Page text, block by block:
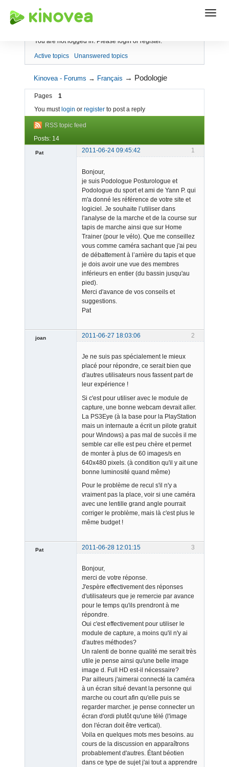
Index
You are not logged in. Please login or register.
Active topics Unanswered topics
Kinovea - Forums → Français → Podologie
Pages
1
You must login or register to post a reply
RSS topic feed
Posts: 14
1
Pat
2011-06-24 09:45:42
Bonjour,
je suis Podologue Posturologue et
Podologue du sport et ami de Yann P. qui
m'a donné les référence de votre site et
logiciel. Je souhaite l’utiliser dans
l'analyse de la marche et de la course sur
tapis de marche ainsi que sur Home
Trainer (pour le vélo). Que me conseillez
vous comme caméra sachant que j'ai peu
de débattement à l’arrière du tapis et que
je dois avoir une vue des membres
inférieurs en entier (du bassin jusqu'au
pied).
Merci d'avance de vos conseils et
suggestions.
Pat
2
joan 2011-06-27 18:03:06
Je ne suis pas spécialement le mieux
placé pour répondre, ce serait bien que
d'autres utilisateurs nous fassent part de
leur expérience !
Si c'est pour utiliser avec le module de
capture, une bonne webcam devrait aller.
La PS3Eye (à la base pour la PlayStation
mais un internaute a écrit un pilote gratuit
pour Windows) a pas mal de succès il me
semble car elle est peu chère et permet
de monter à plus de 60 images/s en
640x480 pixels. (à condition qu'il y ait une
bonne luminosité quand même)
Pour le problème de recul s'il n'y a
vraiment pas la place, voir si une caméra
avec une lentille grand angle pourrait
corriger le problème, mais là c'est plus le
même budget !
3
Pat
2011-06-28 12:01:15
Bonjour,
merci de votre réponse.
J'espère effectivement des réponses
d'utilisateurs que je remercie par avance
pour le temps qu'ils prendront à me
répondre.
Oui c'est effectivement pour utiliser le
module de capture, a moins qu'il n'y ai
d'autres méthodes?
Un ralenti de bonne qualité me serait très
utile je pense ainsi qu'une belle image
image d. Full HD est-il nécessaire?
Par ailleurs j'aimerai connecté la caméra
à un écran situé devant la personne qui
marche ou court afin qu'elle puis se
regarder marcher. je pense connecter un
écran d'ordi plutôt qu'une télé (l'image
don l'écran doit être vertical).
Voila en quelques mots mes besoins. au
cours de la discussion en apparaîtrons
probablement d'autres. Étant béotien
dans ce type de sujet j'ai tout a apprendre